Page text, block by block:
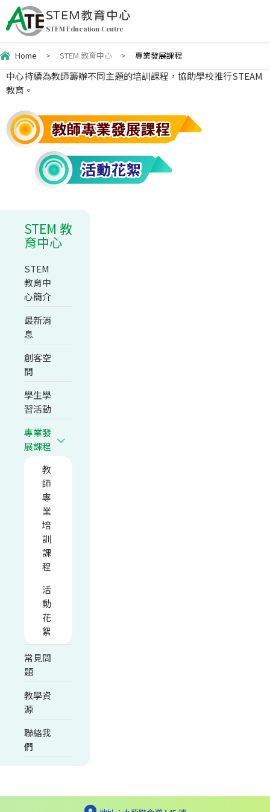
STEM教育中心
STEM Education Centre
Home > STEM 教育中心 > 專業發展課程
中心持續為教師籌辦不同主題的培訓課程，協助學校推行STEAM
教育。
STEM 教
育中心
STEM
教育中
心簡介
最新消
息
創客空
間
學生學
習活動
專業發
展課程
教
師
專
業
培
訓
課
程
活
動
花
絮
常見問
題
教學資
源
聯絡我
們